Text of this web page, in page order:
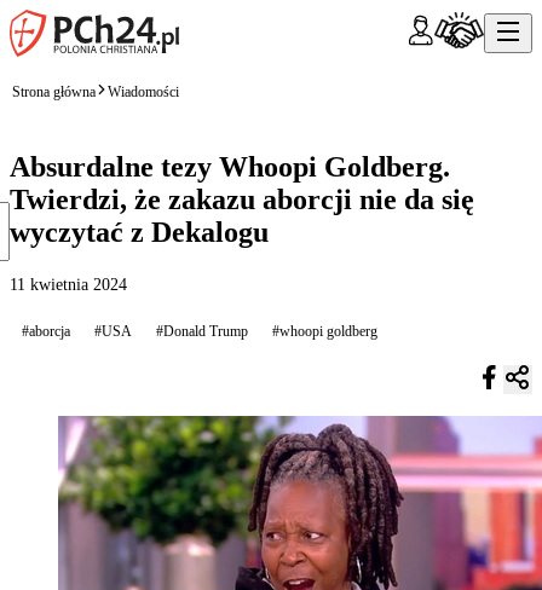
Strona główna Wiadomości
Absurdalne tezy Whoopi Goldberg.
Twierdzi, że zakazu aborcji nie da się
wyczytać z Dekalogu
11 kwietnia 2024
#aborcja #USA #Donald Trump #whoopi goldberg